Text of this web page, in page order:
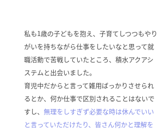
私も1歳の子どもを抱え、子育てしつつもやり
がいを持ちながら仕事をしたいなと思って就
職活動で苦戦していたところ、積水アクアシ
ステムと出会いました。
育児中だからと言って雑用ばっかりさせられ
るとか、何か仕事で区別されることはないで
すし、 無理をしすぎず必要な時は休んでいい
と言っていただけたり、皆さん何かと理解を